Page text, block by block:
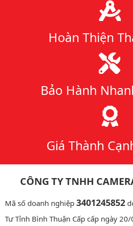
Hoàn Thiện
Bảo Hành
Giá Thành
CÔNG TY TNHH
Mã số doanh nghiệp 3401245852
Tư Tỉnh Bình Thuận Cấp cấp ngày